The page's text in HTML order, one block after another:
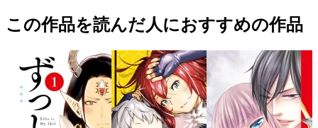
この作品を読んだ人におすすめの作品